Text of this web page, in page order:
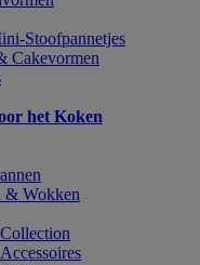
Stoofpannetjes
Cakevormen
het Koken
& Wokken